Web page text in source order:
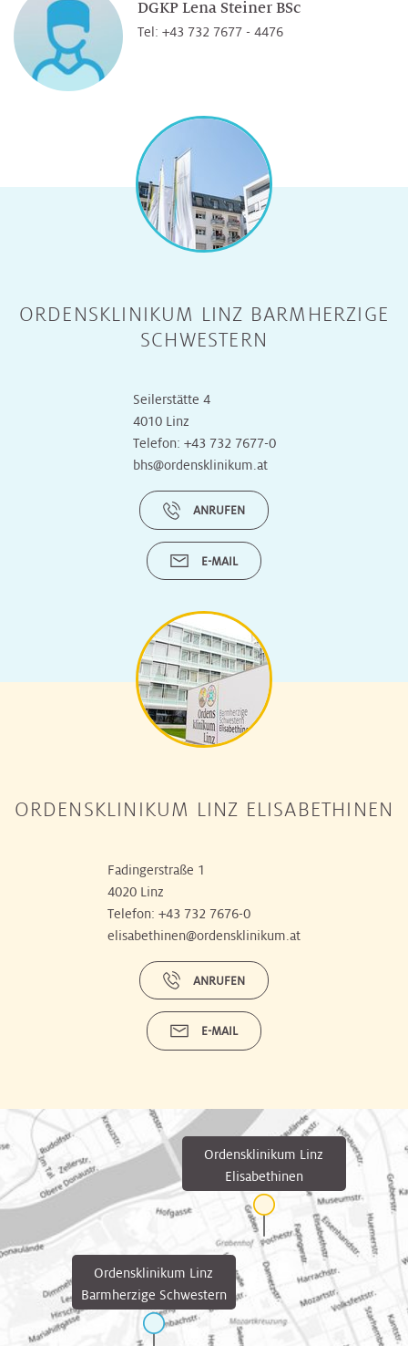
DGKP Lena Steiner BSc
Tel: +43 732 7677 - 4476
ORDENSKLINIKUM LINZ BARMHERZIGE
SCHWESTERN
Seilerstätte 4
4010 Linz
Telefon: +43 732 7677-0
bhs@ordensklinikum.at
ANRUFEN
E-MAIL
ORDENSKLINIKUM LINZ ELISABETHINEN
Fadingerstraße 1
4020 Linz
Telefon: +43 732 7676-0
elisabethinen@ordensklinikum.at
ANRUFEN
E-MAIL
Ordensklinikum Linz
Barmherzige Schwestern
Ordensklinikum Linz
Elisabethinen